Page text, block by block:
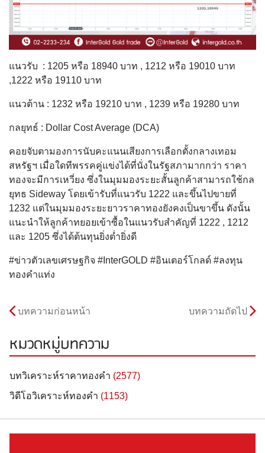
แนวรับ : 1205 หรือ 18940 บาท , 1212 หรือ 19010 บาท
,1222 หรือ 19110 บาท
แนวต้าน : 1232 หรือ 19210 บาท , 1239 หรือ 19280 บาท
กลยุทธ์ : Dollar Cost Average (DCA)
คอยจับตามองการนับคะแนนเสียงการเลือกตั้งกลางเทอม
สหรัฐฯ เมื่อใดทีพรรคคู่แข่งได้ที่นั่งในรัฐสภามากกว่า ราคา
ทองจะมีการเหวี่ยง ซึ่งในมุมมองระยะสั้นลูกค้าสามารถใช้กล
ยุทธ Sideway โดยเข้ารับที่แนวรับ 1222 และขึ้นไปขายที่
1232 แต่ในมุมมองระยะยาวราคาทองยังคงเป็นขาขึ้น ดังนั้น
แนะนำให้ลูกค้าทยอยเข้าซื้อในแนวรับสำคัญที่ 1222 , 1212
และ 1205 ซึ่งได้ต้นทุนยิ่งต่ำยิ่งดี
#ข่าวตัวเลขเศรษฐกิจ #InterGOLD #อินเตอร์โกลด์ #ลงทุน
ทองคำแท่ง
บทความก่อนหน้า บทความถัดไป
หมวดหมู่บทความ
บทวิเคราะห์ราคาทองคำ (2577)
วิดีโอวิเคราะห์ทองคำ (1153)